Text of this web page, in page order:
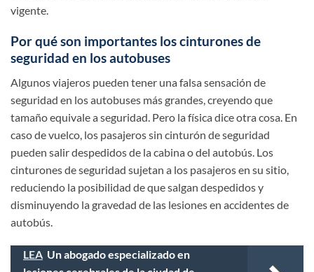
vigente.
Por qué son importantes los cinturones de
seguridad en los autobuses
Algunos viajeros pueden tener una falsa sensación de
seguridad en los autobuses más grandes, creyendo que
tamaño equivale a seguridad. Pero la física dice otra cosa. En
caso de vuelco, los pasajeros sin cinturón de seguridad
pueden salir despedidos de la cabina o del autobús. Los
cinturones de seguridad sujetan a los pasajeros en su sitio,
reduciendo la posibilidad de que salgan despedidos y
disminuyendo la gravedad de las lesiones en accidentes de
autobús.
LEA Un abogado especializado en